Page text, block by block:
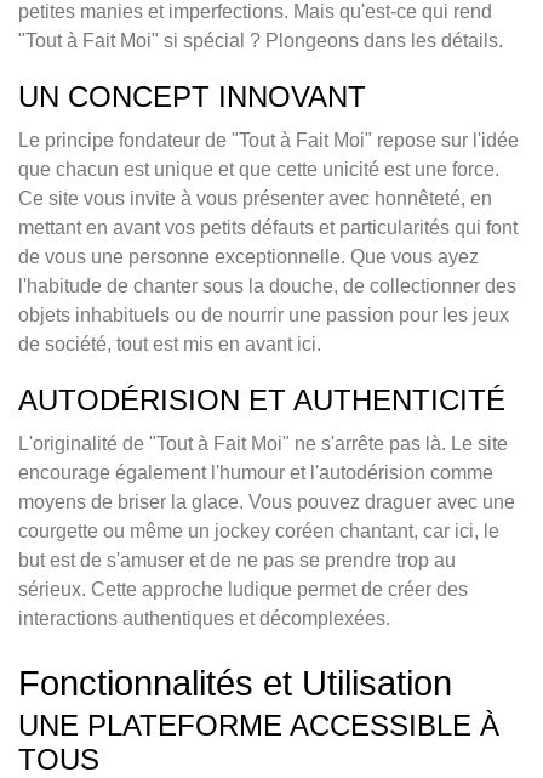
petites manies et imperfections. Mais qu'est-ce qui rend
"Tout à Fait Moi" si spécial ? Plongeons dans les détails.
UN CONCEPT INNOVANT
Le principe fondateur de "Tout à Fait Moi" repose sur l'idée
que chacun est unique et que cette unicité est une force.
Ce site vous invite à vous présenter avec honnêteté, en
mettant en avant vos petits défauts et particularités qui font
de vous une personne exceptionnelle. Que vous ayez
l'habitude de chanter sous la douche, de collectionner des
objets inhabituels ou de nourrir une passion pour les jeux
de société, tout est mis en avant ici.
AUTODÉRISION ET AUTHENTICITÉ
L'originalité de "Tout à Fait Moi" ne s'arrête pas là. Le site
encourage également l'humour et l'autodérision comme
moyens de briser la glace. Vous pouvez draguer avec une
courgette ou même un jockey coréen chantant, car ici, le
but est de s'amuser et de ne pas se prendre trop au
sérieux. Cette approche ludique permet de créer des
interactions authentiques et décomplexées.
Fonctionnalités et Utilisation
UNE PLATEFORME ACCESSIBLE À
TOUS